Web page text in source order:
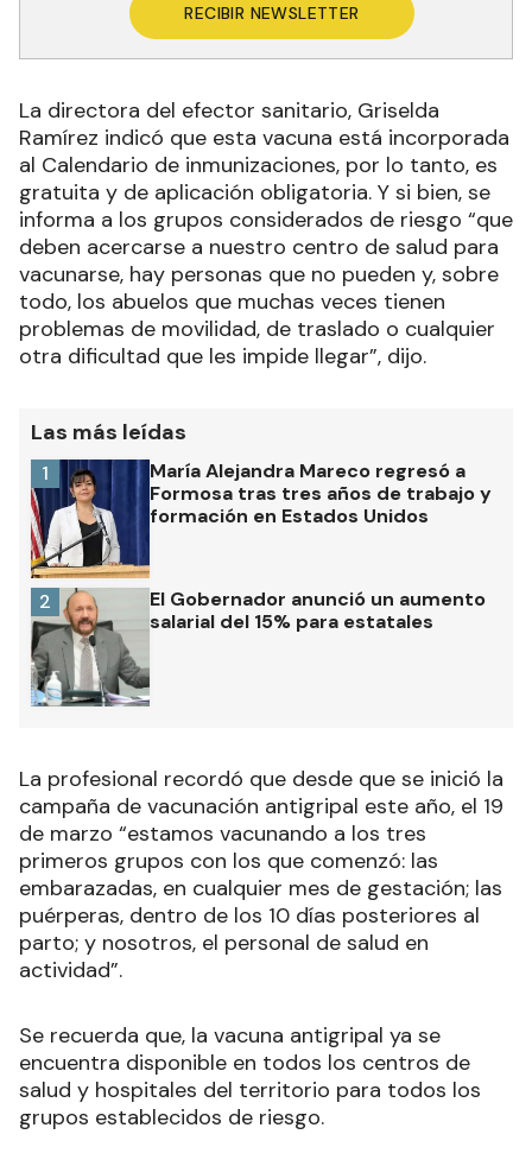
RECIBIR NEWSLETTER
La directora del efector sanitario, Griselda
Ramírez indicó que esta vacuna está incorporada
al Calendario de inmunizaciones, por lo tanto, es
gratuita y de aplicación obligatoria. Y si bien, se
informa a los grupos considerados de riesgo “que
deben acercarse a nuestro centro de salud para
vacunarse, hay personas que no pueden y, sobre
todo, los abuelos que muchas veces tienen
problemas de movilidad, de traslado o cualquier
otra dificultad que les impide llegar”, dijo.
Las más leídas
María Alejandra Mareco regresó a
Formosa tras tres años de trabajo y
formación en Estados Unidos
1
El Gobernador anunció un aumento
salarial del 15% para estatales
2
La profesional recordó que desde que se inició la
campaña de vacunación antigripal este año, el 19
de marzo “estamos vacunando a los tres
primeros grupos con los que comenzó: las
embarazadas, en cualquier mes de gestación; las
puérperas, dentro de los 10 días posteriores al
parto; y nosotros, el personal de salud en
actividad”.
Se recuerda que, la vacuna antigripal ya se
encuentra disponible en todos los centros de
salud y hospitales del territorio para todos los
grupos establecidos de riesgo.